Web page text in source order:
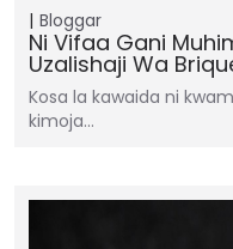
Bloggar
Ni Vifaa Gani
Uzalishaji Wa
Kosa la kawaida ni
kimoja…